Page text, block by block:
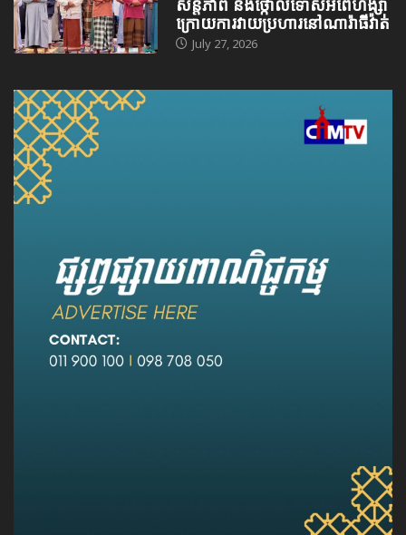
ក្រោយការវាយប្រហារនៅណារ៉ាធីវ៉ាត់
July 27, 2026